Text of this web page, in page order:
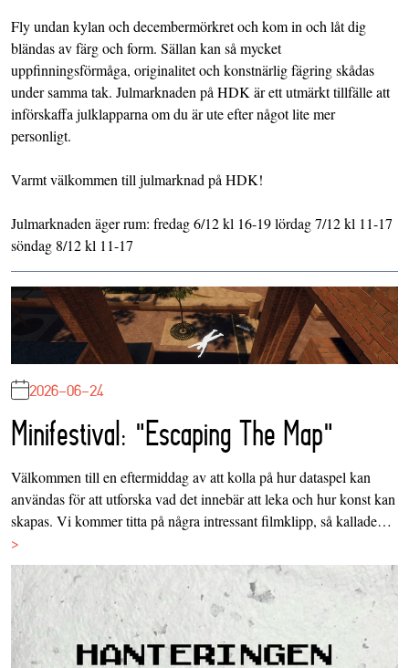
Fly undan kylan och decembermörkret och kom in och låt dig
bländas av färg och form. Sällan kan så mycket
uppfinningsförmåga, originalitet och konstnärlig fägring skådas
under samma tak. Julmarknaden på HDK är ett utmärkt tillfälle att
införskaffa julklapparna om du är ute efter något lite mer
personligt.
Varmt välkommen till julmarknad på HDK!
Julmarknaden äger rum: fredag 6/12 kl 16-19 lördag 7/12 kl 11-17
söndag 8/12 kl 11-17
2026-06-24
Minifestival: "Escaping The Map"
Välkommen till en eftermiddag av att kolla på hur dataspel kan
användas för att utforska vad det innebär att leka och hur konst kan
skapas. Vi kommer titta på några intressant filmklipp, så kallade…
>